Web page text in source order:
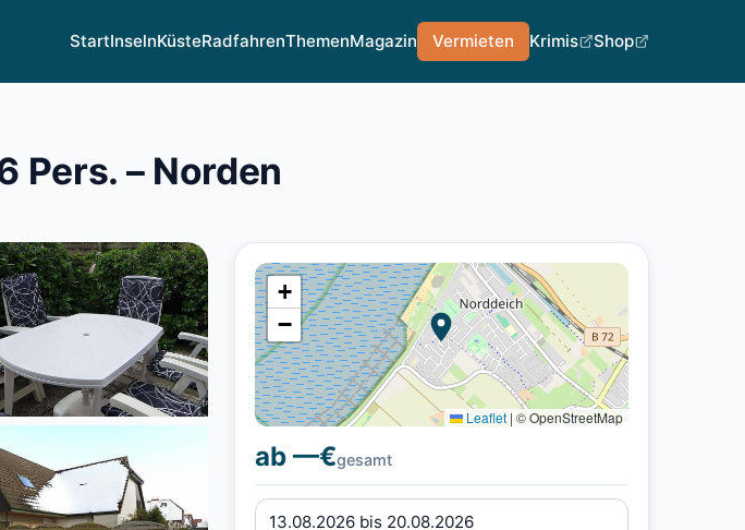
StartInselnKüsteRadfahrenThemenMagazin Vermieten Krimis Shop
Pers. – Norden
+
−
Leaflet | © OpenStreetMap
ab —€gesamt